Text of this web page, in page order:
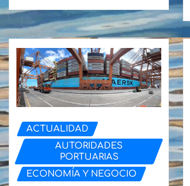
ACTUALIDAD
AUTORIDADES
PORTUARIAS
ECONOMÍA Y NEGOCIO